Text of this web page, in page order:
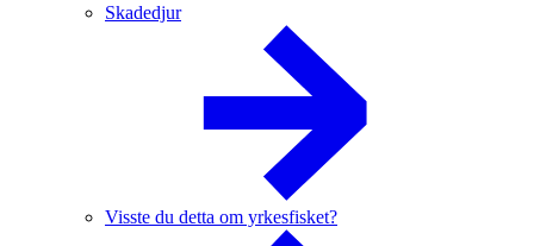
Skadedjur
Visste du detta om yrkesfisket?